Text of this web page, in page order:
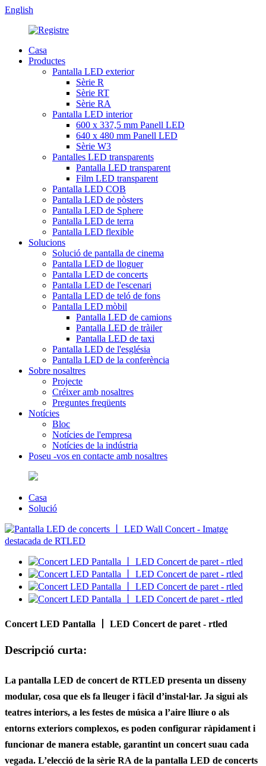
English
Casa
Productes
Pantalla LED exterior
Sèrie R
Sèrie RT
Sèrie RA
Pantalla LED interior
600 x 337,5 mm Panell LED
640 x 480 mm Panell LED
Sèrie W3
Pantalles LED transparents
Pantalla LED transparent
Film LED transparent
Pantalla LED COB
Pantalla LED de pòsters
Pantalla LED de Sphere
Pantalla LED de terra
Pantalla LED flexible
Solucions
Solució de pantalla de cinema
Pantalla LED de lloguer
Pantalla LED de concerts
Pantalla LED de l'escenari
Pantalla LED de teló de fons
Pantalla LED mòbil
Pantalla LED de camions
Pantalla LED de tràiler
Pantalla LED de taxi
Pantalla LED de l'església
Pantalla LED de la conferència
Sobre nosaltres
Projecte
Créixer amb nosaltres
Preguntes freqüents
Notícies
Bloc
Notícies de l'empresa
Notícies de la indústria
Poseu -vos en contacte amb nosaltres
Casa
Solució
Concert LED Pantalla 丨 LED Concert de paret - rtled
Descripció curta:
La pantalla LED de concert de RTLED presenta un disseny
modular, cosa que els fa lleuger i fàcil d’instal·lar. Ja sigui als
teatres interiors, a les festes de música a l’aire lliure o als
entorns exteriors complexos, es poden configurar ràpidament i
funcionar de manera estable, garantint un concert suau cada
vegada. L’elecció de la sèrie RA de la pantalla LED de concerts